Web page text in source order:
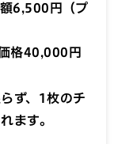
6,500円（プ
格40,000円
ず、1枚のチ
ます。